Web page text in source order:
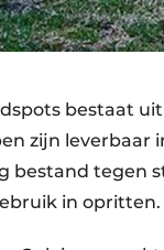
bestaat
zijn leverbaar
bestand tegen
in opritten.